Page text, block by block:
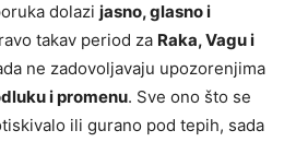
dolazi jasno, glasno i
takav period za Raka, Vagu i
ne zadovoljavaju upozorenjima
i promenu. Sve ono što se
ili gurano pod tepih, sada